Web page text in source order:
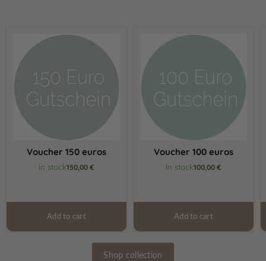
Voucher
euros
Voucher 150 euros
In stock150,00 €
Add to cart
Voucher
euros
Voucher 100 euros
In stock100,00 €
Add to cart
Shop collection